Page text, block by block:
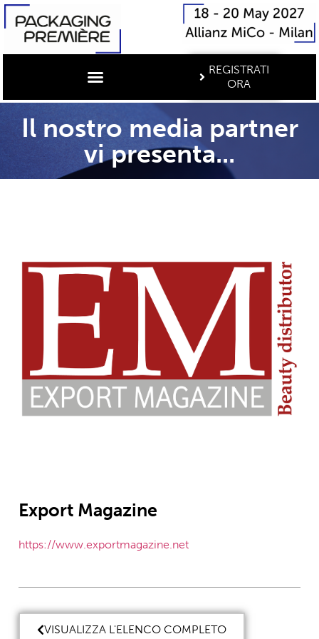
REGISTRATI
ORA
Il nostro media partner
vi presenta...
Export Magazine
https://www.exportmagazine.net
VISUALIZZA L'ELENCO COMPLETO